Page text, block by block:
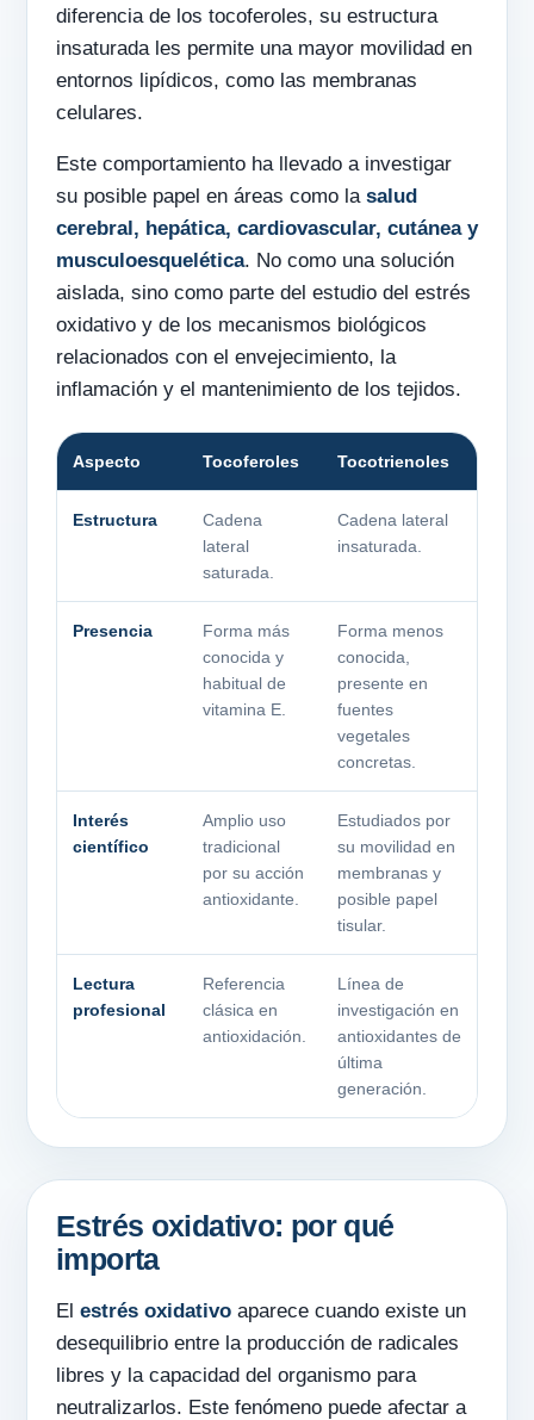
diferencia de los tocoferoles, su estructura
insaturada les permite una mayor movilidad en
entornos lipídicos, como las membranas
celulares.
Este comportamiento ha llevado a investigar
su posible papel en áreas como la salud
cerebral, hepática, cardiovascular, cutánea y
musculoesquelética. No como una solución
aislada, sino como parte del estudio del estrés
oxidativo y de los mecanismos biológicos
relacionados con el envejecimiento, la
inflamación y el mantenimiento de los tejidos.
Aspecto Tocoferoles Tocotrienoles
Estructura
Cadena
lateral
saturada.
Cadena lateral
insaturada.
Presencia
Forma más
conocida y
habitual de
vitamina E.
Forma menos
conocida,
presente en
fuentes
vegetales
concretas.
Interés
científico
Amplio uso
tradicional
por su acción
antioxidante.
Estudiados por
su movilidad en
membranas y
posible papel
tisular.
Lectura
profesional
Referencia
clásica en
antioxidación.
Línea de
investigación en
antioxidantes de
última
generación.
Estrés oxidativo: por qué
importa
El estrés oxidativo aparece cuando existe un
desequilibrio entre la producción de radicales
libres y la capacidad del organismo para
neutralizarlos. Este fenómeno puede afectar a